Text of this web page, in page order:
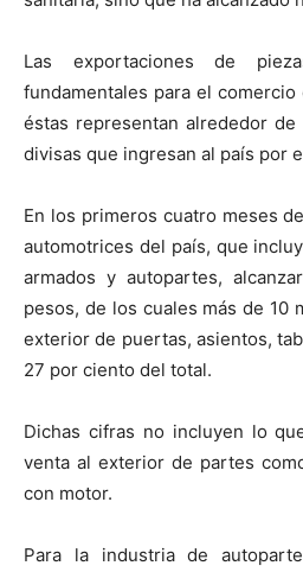
Las exportaciones de
fundamentales para el
éstas representan alrededor
divisas que ingresan al país por
En los primeros cuatro meses
automotrices del país, que
armados y autopartes,
pesos, de los cuales más de 10
exterior de puertas, asientos,
27 por ciento del total.
Dichas cifras no incluyen lo
venta al exterior de partes
con motor.
Para la industria de